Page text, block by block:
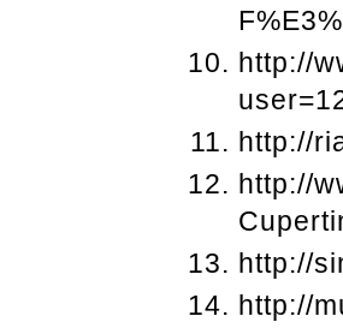
http://
http://
http://
http://
http://